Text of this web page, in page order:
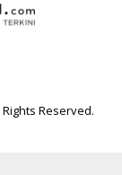
Reserved.